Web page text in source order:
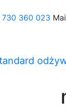
730 360 023